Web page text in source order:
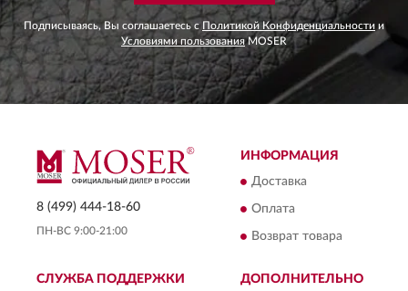
Подписываясь, Вы соглашаетесь с Политикой Конфиденциальности и
Условиями пользованияMOSER
8 (499) 444-18-60
ПН-ВС 9:00-21:00
ИНФОРМАЦИЯ
Доставка
Оплата
Возврат товара
СЛУЖБА ПОДДЕРЖКИ ДОПОЛНИТЕЛЬНО